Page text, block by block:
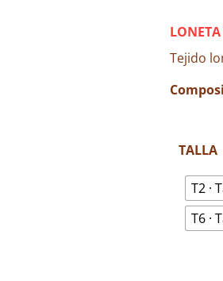
Tejido
TALLA
T2 ·
T6 ·